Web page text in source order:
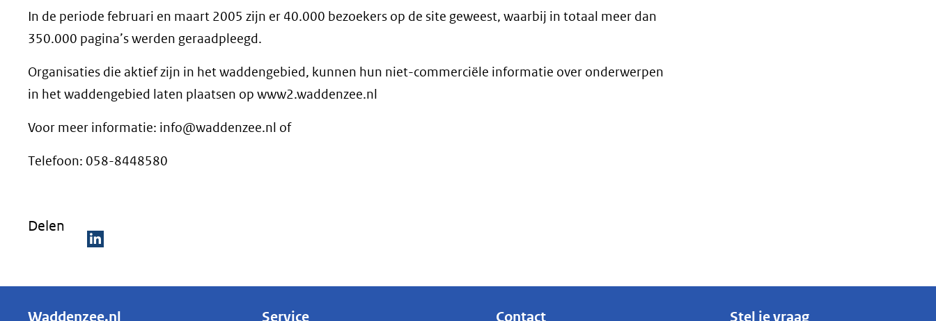
In de periode februari en maart 2005 zijn er 40.000 bezoekers op de site geweest, waarbij in totaal meer dan
350.000 pagina’s werden geraadpleegd.
Organisaties die aktief zijn in het waddengebied, kunnen hun niet-commerciële informatie over onderwerpen
in het waddengebied laten plaatsen op www2.waddenzee.nl
Voor meer informatie: info@waddenzee.nl of
Telefoon: 058-8448580
Delen
e
Waddenzee.nl Service Contact Stel je vraag